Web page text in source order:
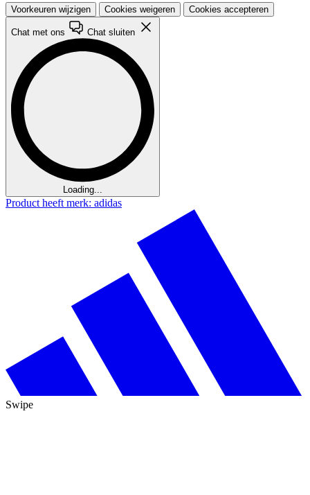
Voorkeuren wijzigen Cookies weigeren Cookies accepteren
Chat met ons Chat sluiten
Loading...
Product heeft merk: adidas
Swipe